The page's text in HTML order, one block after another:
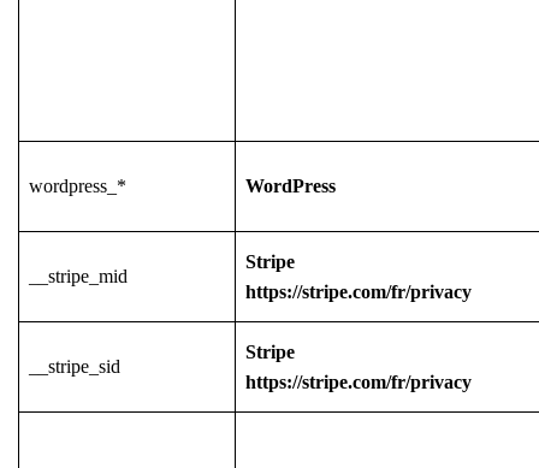
wordpress_* WordPress
__stripe_mid
Stripe
https://stripe.com/fr/privacy
__stripe_sid
Stripe
https://stripe.com/fr/privacy